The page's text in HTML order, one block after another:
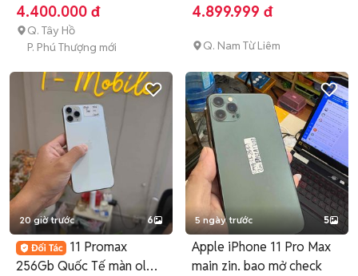
4.400.000 đ
Q. Tây Hồ
P. Phú Thượng mới
4.899.999 đ
Q. Nam Từ Liêm
20 giờ trước 6
11 Promax
256Gb Quốc Tế màn oled
5 ngày trước 5
Apple iPhone 11 Pro Max
main zin. bao mở check